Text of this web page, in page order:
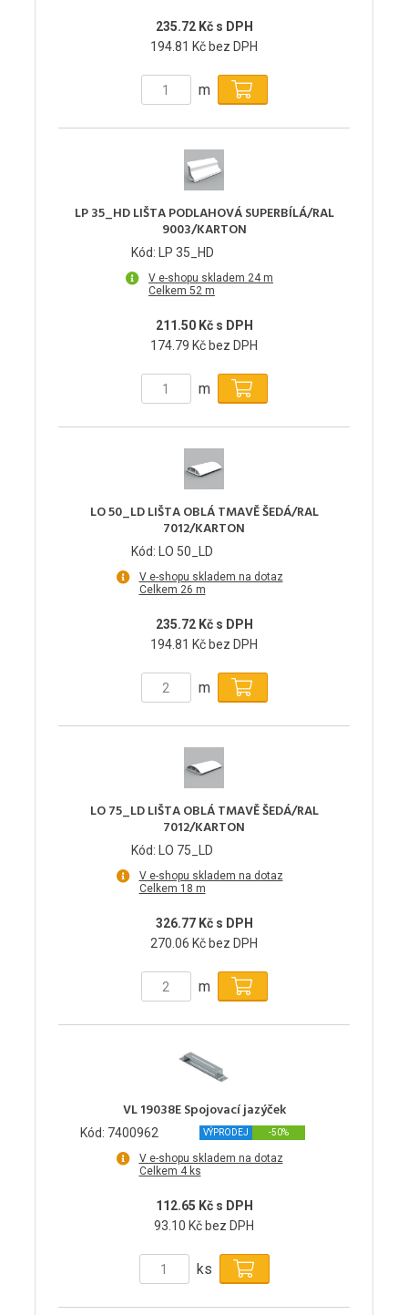
235.72 Kč s DPH
194.81 Kč bez DPH
m
LP 35_HD LIŠTA PODLAHOVÁ SUPERBÍLÁ/RAL
9003/KARTON
Kód: LP 35_HD
V e-shopu skladem 24 m
Celkem 52 m
211.50 Kč s DPH
174.79 Kč bez DPH
m
LO 50_LD LIŠTA OBLÁ TMAVĚ ŠEDÁ/RAL
7012/KARTON
Kód: LO 50_LD
V e-shopu skladem na dotaz
Celkem 26 m
235.72 Kč s DPH
194.81 Kč bez DPH
m
LO 75_LD LIŠTA OBLÁ TMAVĚ ŠEDÁ/RAL
7012/KARTON
Kód: LO 75_LD
V e-shopu skladem na dotaz
Celkem 18 m
326.77 Kč s DPH
270.06 Kč bez DPH
m
VL 19038E Spojovací jazýček
Kód: 7400962 VÝPRODEJ -50%
V e-shopu skladem na dotaz
Celkem 4 ks
112.65 Kč s DPH
93.10 Kč bez DPH
ks